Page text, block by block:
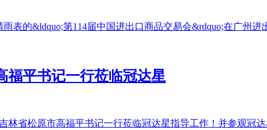
表的&ldquo;第114届中国进出口商品交易会&rdquo;在广州
福平书记一行莅临冠达星
林省松原市高福平书记一行莅临冠达星指导工作！并参观冠达